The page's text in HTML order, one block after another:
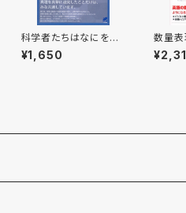
科学者たちはなにを考
えてきたか
¥1,650
数量表
ニング
OK